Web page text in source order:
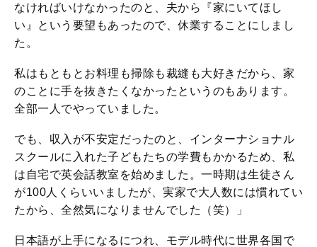
なければいけなかったのと、夫から『家にいてほし
い』という要望もあったので、休業することにしまし
た。
私はもともとお料理も掃除も裁縫も大好きだから、家
のことに手を抜きたくなかったというのもあります。
全部一人でやっていました。
でも、収入が不安定だったのと、インターナショナル
スクールに入れた子どもたちの学費もかかるため、私
は自宅で英会話教室を始めました。一時期は生徒さん
が100人くらいいましたが、実家で大人数には慣れてい
たから、全然気になりませんでした（笑）」
日本語が上手になるにつれ、モデル時代に世界各国で